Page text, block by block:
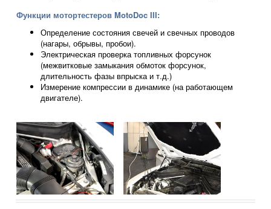
Функции мотортестеров MotoDoc III:
Определение состояния свечей и свечных проводов
(нагары, обрывы, пробои).
Электрическая проверка топливных форсунок
(межвитковые замыкания обмоток форсунок,
длительность фазы впрыска и т.д.)
Измерение компрессии в динамике (на работающем
двигателе).